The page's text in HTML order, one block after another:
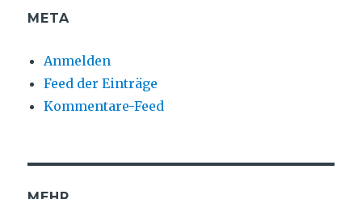
META
Anmelden
Feed der Einträge
Kommentare-Feed